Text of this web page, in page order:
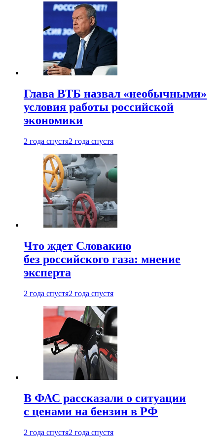
Глава ВТБ назвал «необычными»
условия работы российской
экономики
2 года спустя2 года спустя
Что ждет Словакию
без российского газа: мнение
эксперта
2 года спустя2 года спустя
В ФАС рассказали о ситуации
с ценами на бензин в РФ
2 года спустя2 года спустя